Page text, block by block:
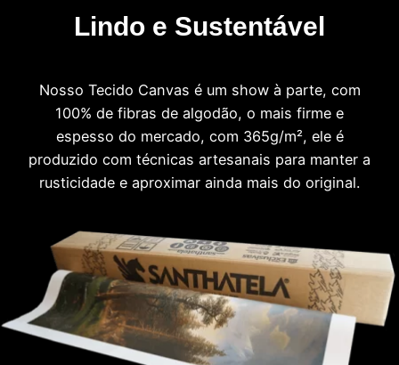
Lindo e Sustentável
Nosso Tecido Canvas é um show à parte, com
100% de fibras de algodão, o mais firme e
espesso do mercado, com 365g/m², ele é
produzido com técnicas artesanais para manter a
rusticidade e aproximar ainda mais do original.